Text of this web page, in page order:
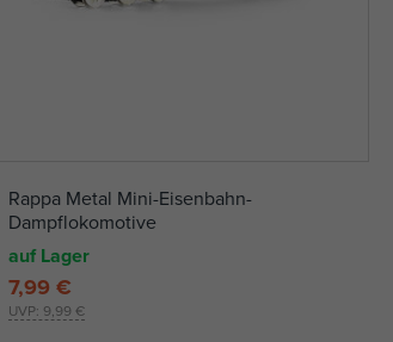
Rappa Metal Mini-Eisenbahn-
Dampflokomotive
auf Lager
UVP: 9,99 €
7,99 €